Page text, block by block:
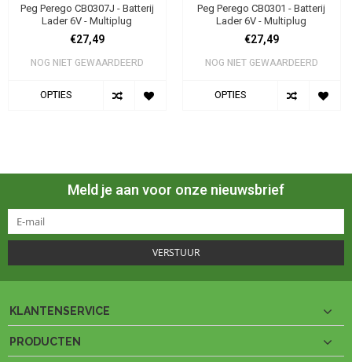
Peg Perego CB0307J - Batterij
Lader 6V - Multiplug
€27,49
NOG NIET GEWAARDEERD
OPTIES
Peg Perego CB0301 - Batterij
Lader 6V - Multiplug
€27,49
NOG NIET GEWAARDEERD
OPTIES
Meld je aan voor onze nieuwsbrief
VERSTUUR
KLANTENSERVICE
PRODUCTEN